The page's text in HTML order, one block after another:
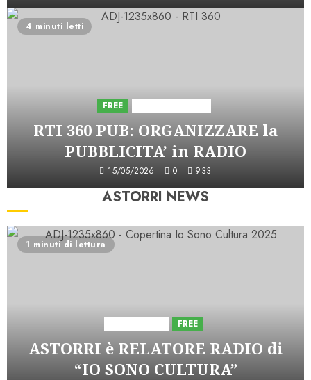
4 minuti letti
FREE
RTI 360 PUB: ORGANIZZARE la
PUBBLICITA’ in RADIO
15/05/2026 0 933
ASTORRI NEWS
1 minuti di lettura
FREE
ASTORRI è RELATORE RADIO di
“IO SONO CULTURA”